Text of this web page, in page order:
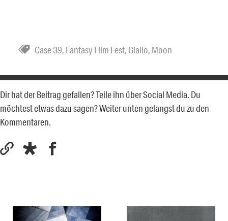
Case 39, Fantasy Film Fest, Giallo, Moon
Dir hat der Beitrag gefallen? Teile ihn über Social Media. Du
möchtest etwas dazu sagen? Weiter unten gelangst du zu den
Kommentaren.